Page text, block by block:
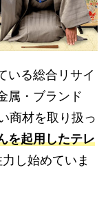
いる総合リサイ
属・ブランド
商材を取り扱っ
を起用したテレ
し始めていま